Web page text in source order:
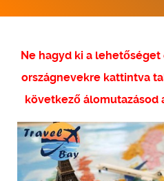
Ne hagyd ki a
országnevekre kattintva
következő álomutazásod